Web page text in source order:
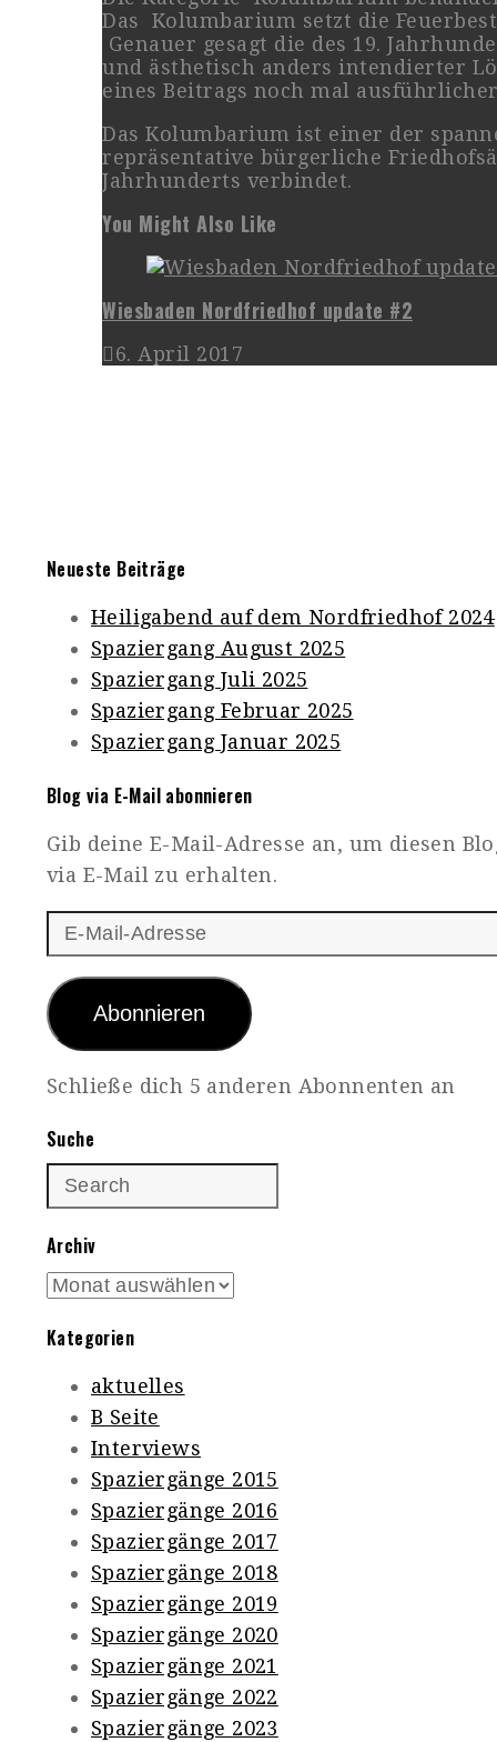
Das Kolumbarium setzt die
Genauer gesagt die des 19.
und ästhetisch anders intendierter
eines Beitrags noch mal
Das Kolumbarium ist einer der
repräsentative bürgerliche
Jahrhunderts verbindet.
You Might Also Like
Wiesbaden Nordfriedhof update #2
6. April 2017
Neueste Beiträge
Heiligabend auf dem Nordfriedhof 2024
Spaziergang August 2025
Spaziergang Juli 2025
Spaziergang Februar 2025
Spaziergang Januar 2025
Blog via E-Mail abonnieren
Gib deine E-Mail-Adresse an, um diesen
via E-Mail zu erhalten.
E-
Mail-
Adresse
Abonnieren
Schließe dich 5 anderen Abonnenten an
Suche
Archiv
Archiv
Kategorien
aktuelles
B Seite
Interviews
Spaziergänge 2015
Spaziergänge 2016
Spaziergänge 2017
Spaziergänge 2018
Spaziergänge 2019
Spaziergänge 2020
Spaziergänge 2021
Spaziergänge 2022
Spaziergänge 2023